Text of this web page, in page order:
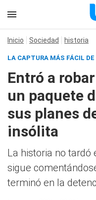
Inicio Sociedad historia
LA CAPTURA MÁS FÁCIL
Entró a
un paquete
sus planes
insólita
La historia no tardó
sigue
terminó en la